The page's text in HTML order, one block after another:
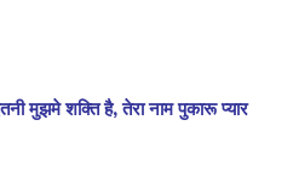
मुझमे शक्ति है, तेरा नाम पुकारू प्यार